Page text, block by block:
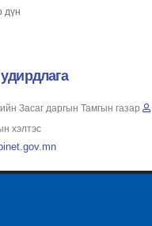
дүн
Засаг даргын Тамгын газар
хэлтэс